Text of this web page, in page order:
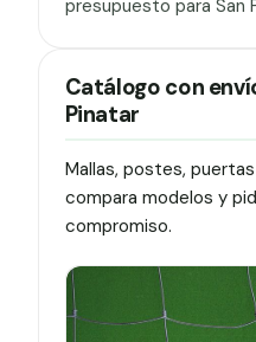
presupuesto para San
Catálogo con
Pinatar
Mallas, postes,
compara modelos y
compromiso.